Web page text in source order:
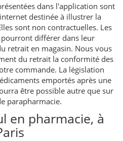
dans l'application sont
destinée à illustrer la
sont non contractuelles. Les
différer dans leur
retrait en magasin. Nous vous
du retrait la conformité des
commande. La législation
emportés après une
être possible autre que sur
parapharmacie.
en pharmacie, à